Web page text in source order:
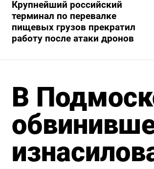
Крупнейший российский
терминал по перевалке
пищевых грузов прекратил
работу после атаки дронов
В